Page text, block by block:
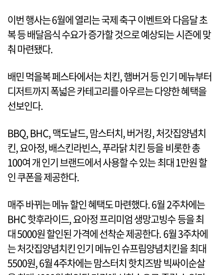
이번 행사는 6월에 열리는 국제 축구 이벤트와 다음달 초
복 등 배달음식 수요가 증가할 것으로 예상되는 시즌에 맞
춰 마련됐다.
배민 먹을복 페스타에서는 치킨, 햄버거 등 인기 메뉴부터
디저트까지 폭넓은 카테고리를 아우르는 다양한 혜택을
선보인다.
BBQ, BHC, 맥도날드, 맘스터치, 버거킹, 처갓집양념치
킨, 요아정, 배스킨라빈스, 푸라닭 치킨 등을 비롯한 총
100여 개 인기 브랜드에서 사용할 수 있는 최대 1만원 할
인 쿠폰을 제공한다.
매주 바뀌는 메뉴 할인 혜택도 마련했다. 6월 2주차에는
BHC 핫후라이드, 요아정 프리미엄 생망고빙수 등을 최
대 5000원 할인된 가격에 선착순 제공한다. 6월 3주차에
는 처갓집양념치킨 인기 메뉴인 슈프림양념치킨을 최대
5500원, 6월 4주차에는 맘스터치 핫치즈밤 빅싸이순살